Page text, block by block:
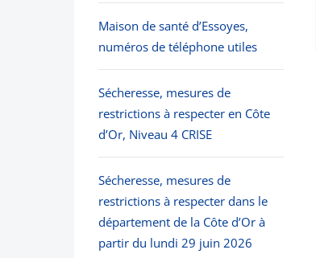
Maison de santé d’Essoyes,
numéros de téléphone utiles
Sécheresse, mesures de
restrictions à respecter en Côte
d’Or, Niveau 4 CRISE
Sécheresse, mesures de
restrictions à respecter dans le
département de la Côte d’Or à
partir du lundi 29 juin 2026